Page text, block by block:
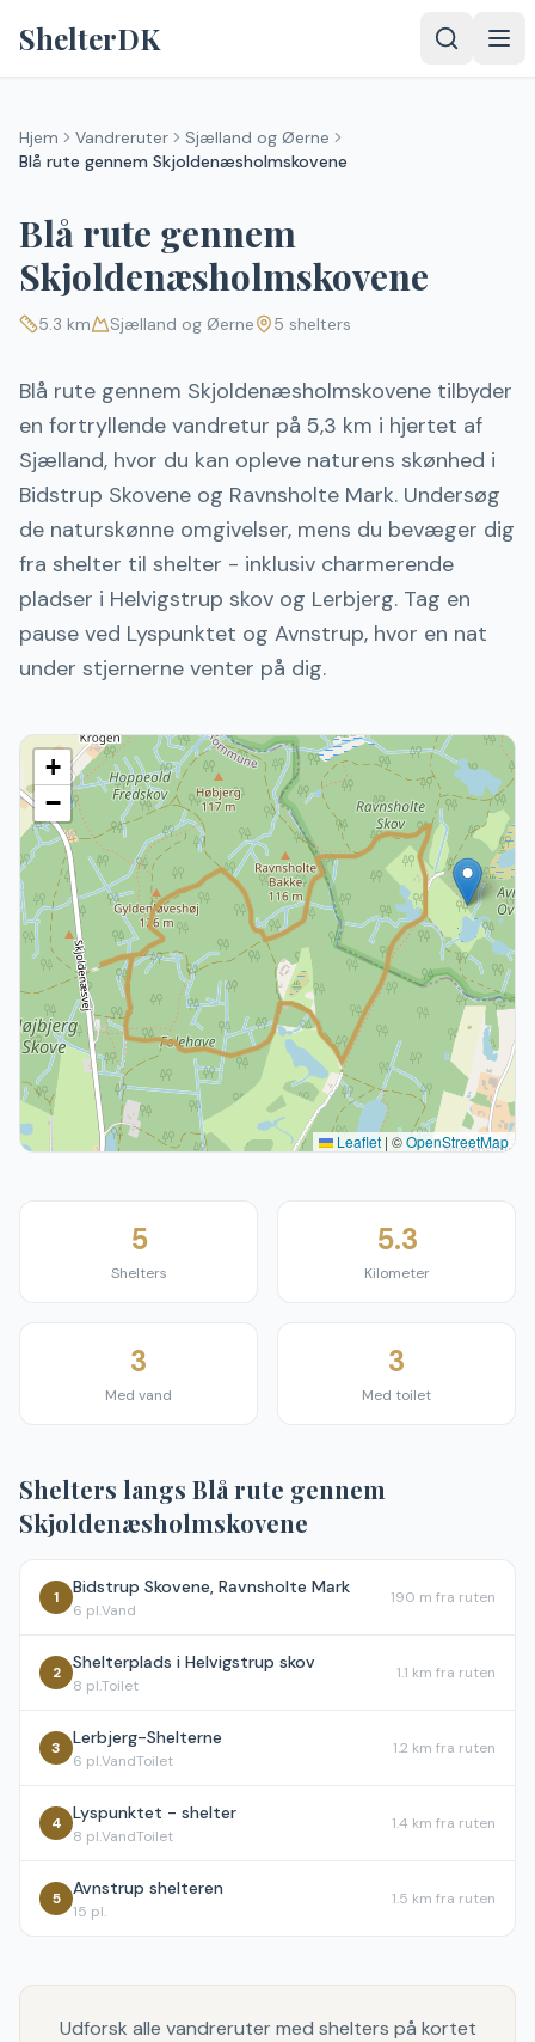
ShelterDK
Hjem Vandreruter
Sjælland og Øerne
Blå rute gennem Skjoldenæsholmskovene
Blå rute gennem
Skjoldenæsholmskovene
5.3 km Sjælland og Øerne 5 shelters
Blå rute gennem Skjoldenæsholmskovene tilbyder
en fortryllende vandretur på 5,3 km i hjertet af
Sjælland, hvor du kan opleve naturens skønhed i
Bidstrup Skovene og Ravnsholte Mark. Undersøg
de naturskønne omgivelser, mens du bevæger dig
fra shelter til shelter - inklusiv charmerende
pladser i Helvigstrup skov og Lerbjerg. Tag en
pause ved Lyspunktet og Avnstrup, hvor en nat
under stjernerne venter på dig.
+
−
Leaflet | ©OpenStreetMap
5
Shelters
5.3
Kilometer
3
Med vand
3
Med toilet
Shelters langs Blå rute gennem
Skjoldenæsholmskovene
1 Bidstrup Skovene, Ravnsholte Mark
6 pl.Vand
190 m fra ruten
2 Shelterplads i Helvigstrup skov
8 pl.Toilet
1.1 km fra ruten
3 Lerbjerg-Shelterne
6 pl.VandToilet
1.2 km fra ruten
4 Lyspunktet - shelter
8 pl.VandToilet
1.4 km fra ruten
5 Avnstrup shelteren
15 pl.
1.5 km fra ruten
Udforsk alle vandreruter med shelters på kortet